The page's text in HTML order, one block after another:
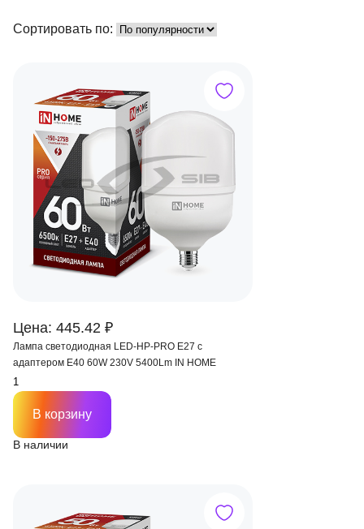
Сортировать по:
Цена: 445.42 ₽
Лампа светодиодная LED-HP-PRO E27 с
адаптером Е40 60W 230V 5400Lm IN HOME
В наличии
В корзину